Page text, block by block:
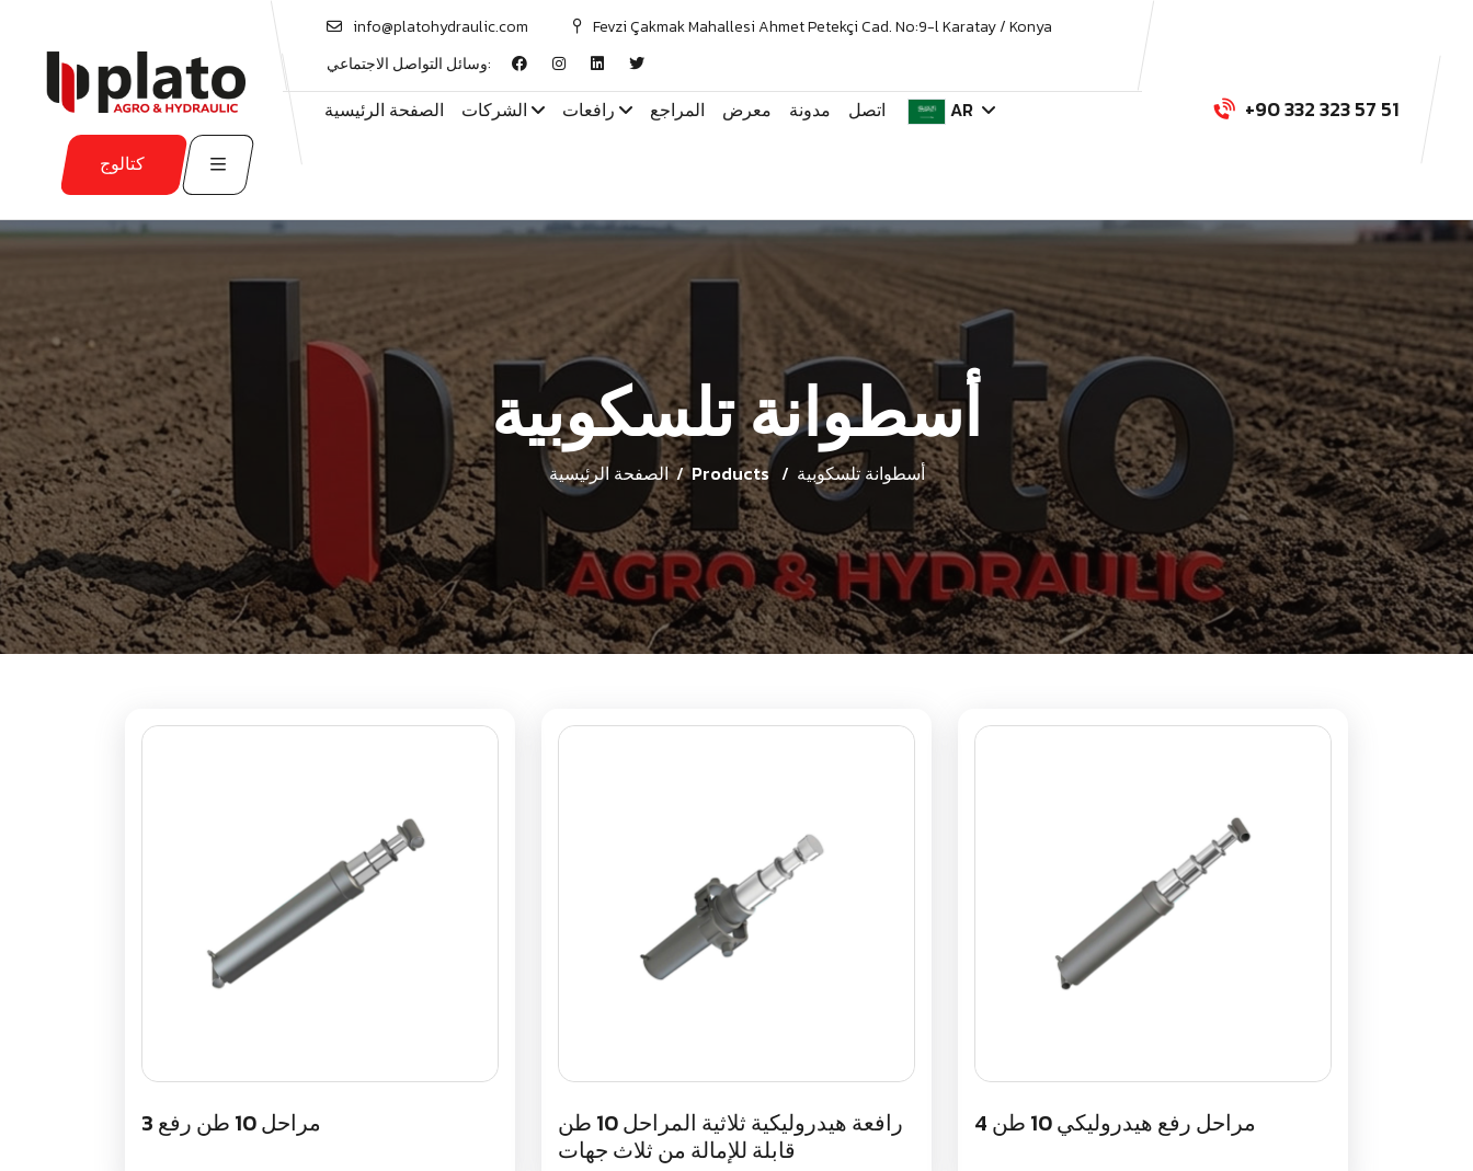
info@platohydraulic.com
Fevzi Çakmak Mahallesi Ahmet Petekçi Cad. No:9-l Karatay / Konya
وسائل التواصل الاجتماعي:
الصفحة الرئيسية الشركات رافعات المراجع معرض مدونة اتصل AR +90 332 323 57 51
كتالوج
أسطوانة تلسكوبية
الصفحة الرئيسية Products أسطوانة تلسكوبية
3 مراحل 10 طن رفع
رافعة هيدروليكية ثلاثية المراحل 10 طن
قابلة للإمالة من ثلاث جهات
4 مراحل رفع هيدروليكي 10 طن